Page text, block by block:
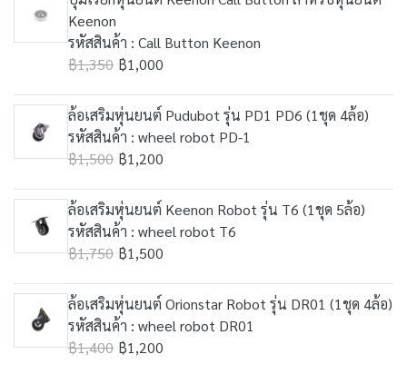
Keenon
รหัสสินค้า : Call Button Keenon
฿1,350 ฿1,000
ล้อเสริมหุ่นยนต์ Pudubot รุ่น PD1 PD6 (1ชุด 4ล้อ)
รหัสสินค้า : wheel robot PD-1
฿1,500 ฿1,200
ล้อเสริมหุ่นยนต์ Keenon Robot รุ่น T6 (1ชุด 5ล้อ)
รหัสสินค้า : wheel robot T6
฿1,750 ฿1,500
ล้อเสริมหุ่นยนต์ Orionstar Robot รุ่น DR01 (1ชุด 4ล้อ)
รหัสสินค้า : wheel robot DR01
฿1,400 ฿1,200